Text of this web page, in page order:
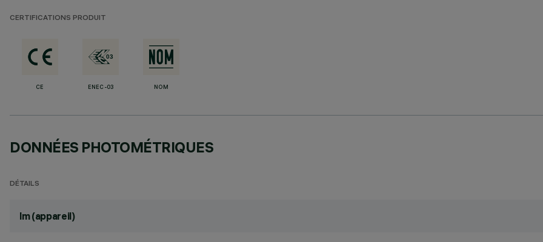
CERTIFICATIONS PRODUIT
CE ENEC-03 NOM
DONNÉES PHOTOMÉTRIQUES
DÉTAILS
lm (appareil)